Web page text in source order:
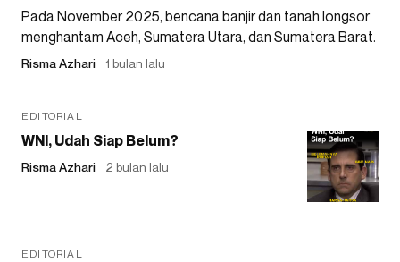
Pada November 2025, bencana banjir dan tanah longsor
menghantam Aceh, Sumatera Utara, dan Sumatera Barat.
Risma Azhari 1 bulan lalu
EDITORIAL
WNI, Udah Siap Belum?
Risma Azhari 2 bulan lalu
EDITORIAL